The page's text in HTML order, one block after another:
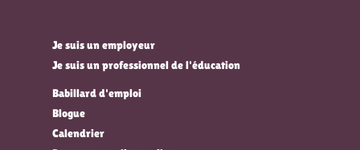
Je suis un employeur
Je suis un professionnel de l'éducation
Babillard d'emploi
Blogue
Calendrier